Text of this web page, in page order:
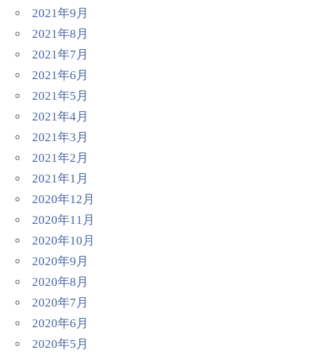
2021年9月
2021年8月
2021年7月
2021年6月
2021年5月
2021年4月
2021年3月
2021年2月
2021年1月
2020年12月
2020年11月
2020年10月
2020年9月
2020年8月
2020年7月
2020年6月
2020年5月